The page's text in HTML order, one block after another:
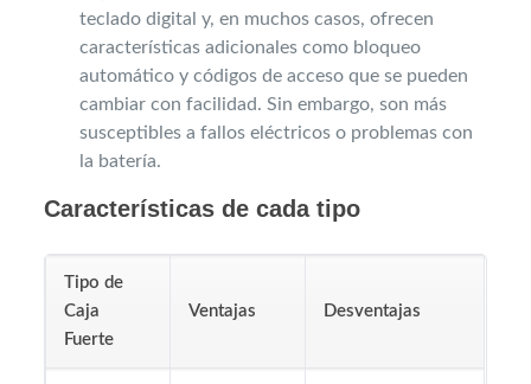
teclado digital y, en muchos casos, ofrecen
características adicionales como bloqueo
automático y códigos de acceso que se pueden
cambiar con facilidad. Sin embargo, son más
susceptibles a fallos eléctricos o problemas con
la batería.
Características de cada tipo
Tipo de
Caja
Fuerte
Ventajas Desventajas